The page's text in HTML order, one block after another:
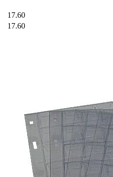
17.60
17.60